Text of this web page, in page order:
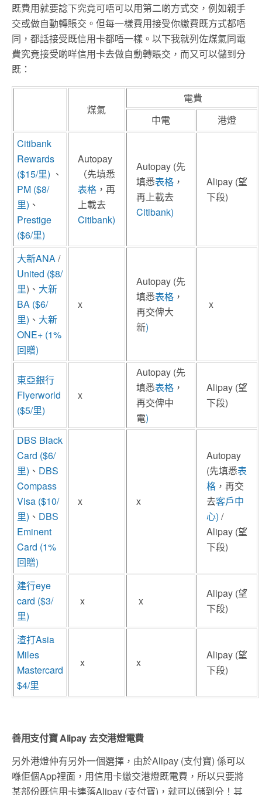
既費用就要諗下究竟可唔可以用第二啲方式交，例如親手
交或做自動轉賬交。但每一樣費用接受你繳費既方式都唔
同，都話接受既信用卡都唔一樣。以下我就列佐煤氣同電
費究竟接受啲咩信用卡去做自動轉賬交，而又可以儲到分
既：
煤氣
電費
中電
港燈
Citibank
Rewards
($15/里) 、
PM ($8/
里) 、
Prestige
($6/里)
Autopay
（先填悉
表格 ，再
上載去
Citibank)
Autopay (先
填悉表格 ，
再上載去
Citibank)
Alipay (望
下段)
大新ANA /
United ($8/
里)、 大新
BA ($6/
里) 、 大新
ONE+ (1%
回贈)
x
Autopay (先
填悉表格 ，
再交俾大
新)
x
東亞銀行
Flyerworld
($5/里)
x
Autopay (先
填悉表格 ，
再交俾中
電)
Alipay (望
下段)
DBS Black
Card ($6/
里) 、 DBS
Compass
Visa ($10/
里) 、 DBS
Eminent
Card (1%
回贈)
x x
Autopay
(先填悉表
格 ，再交
去客戶中
心) /
Alipay (望
下段)
建行eye
card ($3/
里)
x x
Alipay (望
下段)
渣打Asia
Miles
Mastercard
$4/里
x x
Alipay (望
下段)
善用支付寶 Alipay 去交港燈電費
另外港燈仲有另外一個選擇，由於Alipay (支付寶) 係可以
喺佢個App裡面，用信用卡繳交港燈既電費，所以只要將
某部份既信用卡連落Alipay (支付寶)，就可以儲到分！其